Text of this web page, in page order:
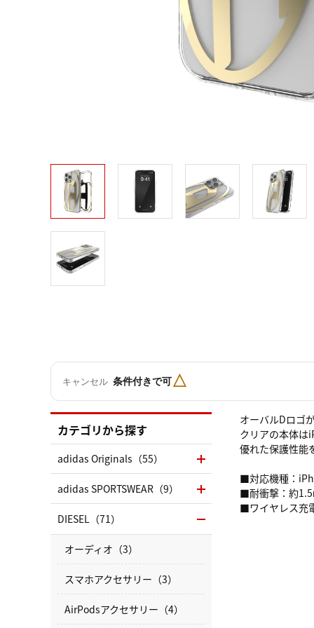
キャンセル 条件付きで可△
オーバルDロゴ
クリアの本体は
優れた保護性能
■対応機種：
■耐衝撃：約
■ワイヤレス充
カテゴリから探す
adidas Originals（55）
adidas SPORTSWEAR（9）
DIESEL（71）
オーディオ（3）
スマホアクセサリー（3）
AirPodsアクセサリー（4）